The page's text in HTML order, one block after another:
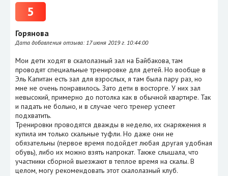
Горянова
Дата добавления отзыва:17 июня 2019 г. 10:44:00
5
Мои дети ходят в скалолазный зал на Байбакова, там
проводят специальные тренировке для детей. Но вообще в
Эль Капитан есть зал для взрослых, я там была пару раз, но
мне не очень понравилось. Зато дети в восторге. У них зал
невысокий, примерно до потолка как в обычной квартире. Так
и падать не больно, и в случае чего тренер успеет
подхватить.
Тренировки проводятся дважды в неделю, их снаряжения я
купила им только скальные туфли. Но даже они не
обязательны (первое время подойдет любая другая удобная
обувь), либо их можно взять напрокат. Также слышала, что
участники сборной выезжают в теплое время на скалы. В
целом, могу рекомендовать этот скалолазный клуб.